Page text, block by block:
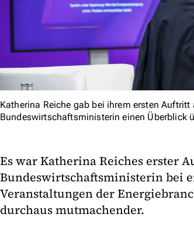
Katherina Reiche gab bei ihrem ersten
Bundeswirtschaftsministerin einen Überblick
Es war Katherina Reiches erster
Bundeswirtschaftsministerin bei
Veranstaltungen der
durchaus mutmachender.